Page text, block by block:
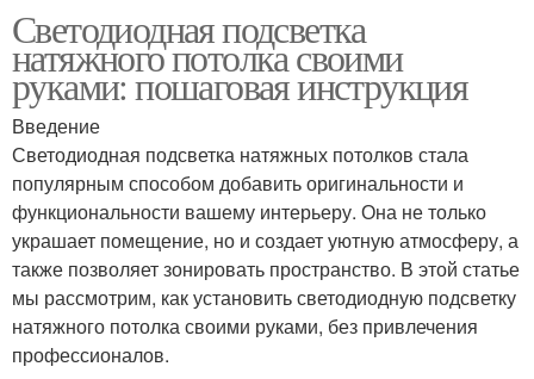
Светодиодная подсветка
натяжного потолка своими
руками: пошаговая инструкция
Введение
Светодиодная подсветка натяжных потолков стала
популярным способом добавить оригинальности и
функциональности вашему интерьеру. Она не только
украшает помещение, но и создает уютную атмосферу, а
также позволяет зонировать пространство. В этой статье
мы рассмотрим, как установить светодиодную подсветку
натяжного потолка своими руками, без привлечения
профессионалов.